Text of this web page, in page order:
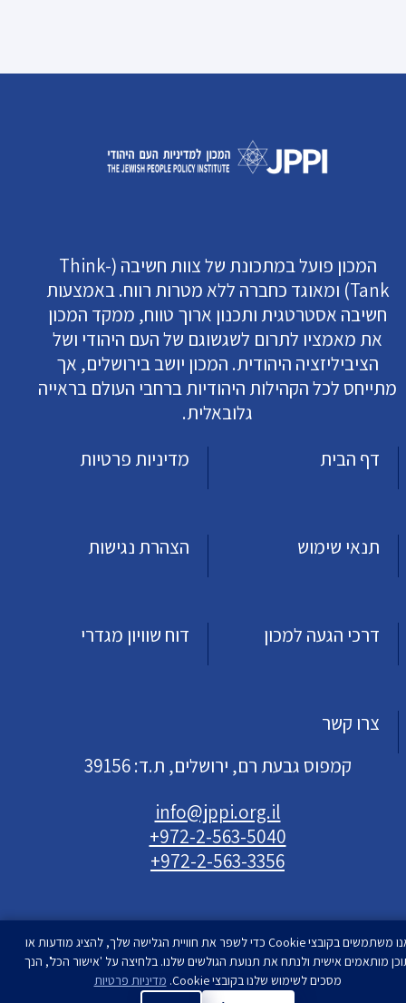
המכון פועל במתכונת של צוות חשיבה (Think-
Tank) ומאוגד כחברה ללא מטרות רווח. באמצעות
חשיבה אסטרטגית ותכנון ארוך טווח, ממקד המכון
את מאמציו לתרום לשגשוגם של העם היהודי ושל
הציביליזציה היהודית. המכון יושב בירושלים, אך
מתייחס לכל הקהילות היהודיות ברחבי העולם בראייה
גלובאלית.
דף הבית
מדיניות פרטיות
תנאי שימוש הצהרת נגישות
דרכי הגעה למכון דוח שוויון מגדרי
צרו קשר
קמפוס גבעת רם, ירושלים, ת.ד: 39156
info@jppi.org.il
+972-2-563-5040
+972-2-563-3356
עיצוב ופיתוחסטודיו רימון| המכון למדיניות העם
אנו משתמשים בקובצי Cookie כדי לשפר את חוויית הגלישה שלך, להציג מודעות או
מותאמים אישית ולנתח את תנועת הגולשים שלנו. בלחיצה על 'אישור הכל', הנך
מסכים לשימוש שלנו בקובצי Cookie.
מדיניות פרטיות